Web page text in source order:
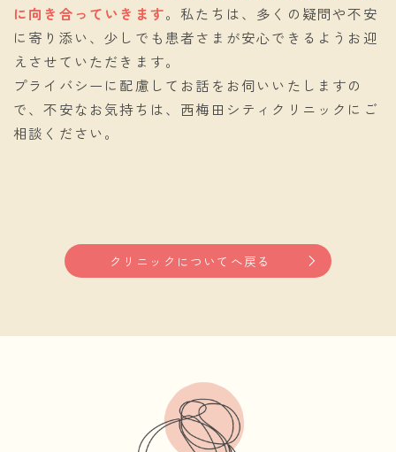
に向き合っていきます。私たちは、多くの疑問や不安
に寄り添い、少しでも患者さまが安心できるようお迎
えさせていただきます。
プライバシーに配慮してお話をお伺いいたしますの
で、不安なお気持ちは、西梅田シティクリニックにご
相談ください。
クリニックについてへ戻る